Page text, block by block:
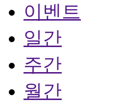
이벤트
일간
주간
월간